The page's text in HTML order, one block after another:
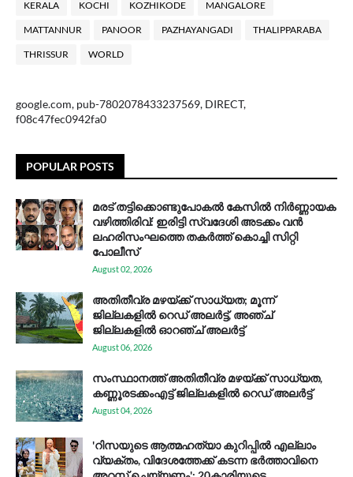
KERALA KOCHI KOZHIKODE MANGALORE
MATTANNUR PANOOR PAZHAYANGADI THALIPPARABA
THRISSUR WORLD
google.com, pub-7802078433237569, DIRECT,
f08c47fec0942fa0
POPULAR POSTS
മരട് തട്ടിക്കൊണ്ടുപോകൽ കേസിൽ നിർണ്ണായക
വഴിത്തിരിവ്: ഇരിട്ടി സ്വദേശി അടക്കം വൻ
ലഹരിസംഘത്തെ തകർത്ത് കൊച്ചി സിറ്റി
പോലീസ്
August 02, 2026
അതിതീവ്ര മഴയ്ക്ക് സാധ്യത; മൂന്ന്
ജില്ലകളിൽ റെഡ് അലർട്ട്, അഞ്ച്
ജില്ലകളിൽ ഓറഞ്ച് അലർട്ട്
August 06, 2026
സം​സ്ഥാ​ന​ത്ത് അ​തി​തീ​വ്ര മ​ഴ​യ്ക്ക് സാ​ധ്യ​ത,
കണ്ണൂരടക്കംഎ​ട്ട് ജി​ല്ല​ക​ളി​ൽ റെ​ഡ് അ​ലർ​ട്ട്
August 04, 2026
'റിസയുടെ ആത്മഹത്യാ കുറിപ്പിൽ എല്ലാം
വ്യക്തം, വിദേശത്തേക്ക് കടന്ന ഭർത്താവിനെ